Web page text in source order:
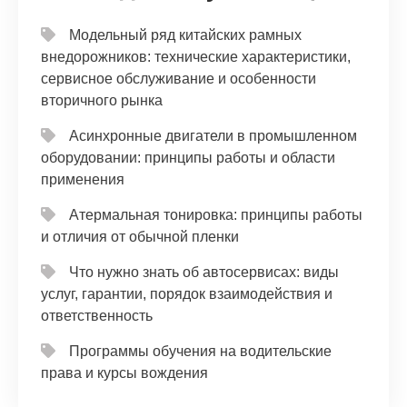
Модельный ряд китайских рамных
внедорожников: технические характеристики,
сервисное обслуживание и особенности
вторичного рынка
Асинхронные двигатели в промышленном
оборудовании: принципы работы и области
применения
Атермальная тонировка: принципы работы
и отличия от обычной пленки
Что нужно знать об автосервисах: виды
услуг, гарантии, порядок взаимодействия и
ответственность
Программы обучения на водительские
права и курсы вождения